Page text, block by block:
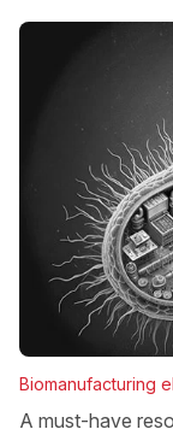
Biomanufacturing
A must-have